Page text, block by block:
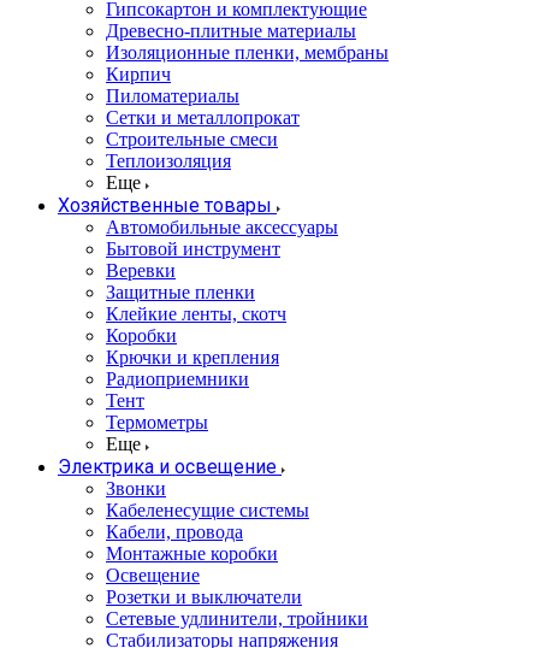
Гипсокартон и комплектующие
Древесно-плитные материалы
Изоляционные пленки, мембраны
Кирпич
Пиломатериалы
Сетки и металлопрокат
Строительные смеси
Теплоизоляция
Еще
Хозяйственные товары
Автомобильные аксессуары
Бытовой инструмент
Веревки
Защитные пленки
Клейкие ленты, скотч
Коробки
Крючки и крепления
Радиоприемники
Тент
Термометры
Еще
Электрика и освещение
Звонки
Кабеленесущие системы
Кабели, провода
Монтажные коробки
Освещение
Розетки и выключатели
Сетевые удлинители, тройники
Стабилизаторы напряжения